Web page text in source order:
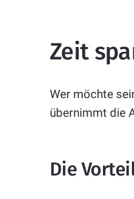
Zeit
Wer möchte
übernimmt die
Die